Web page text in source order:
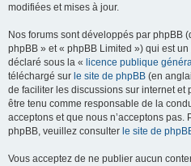
modifiées et mises à jour.
Nos forums sont développés par phpBB
phpBB » et « phpBB Limited ») qui est
déclaré sous la « licence publique
téléchargé sur le site de phpBB (en
de faciliter les discussions sur internet et
être tenu comme responsable de la
acceptons et que nous n’acceptons pas.
phpBB, veuillez consulter le site de
Vous acceptez de ne publier aucun